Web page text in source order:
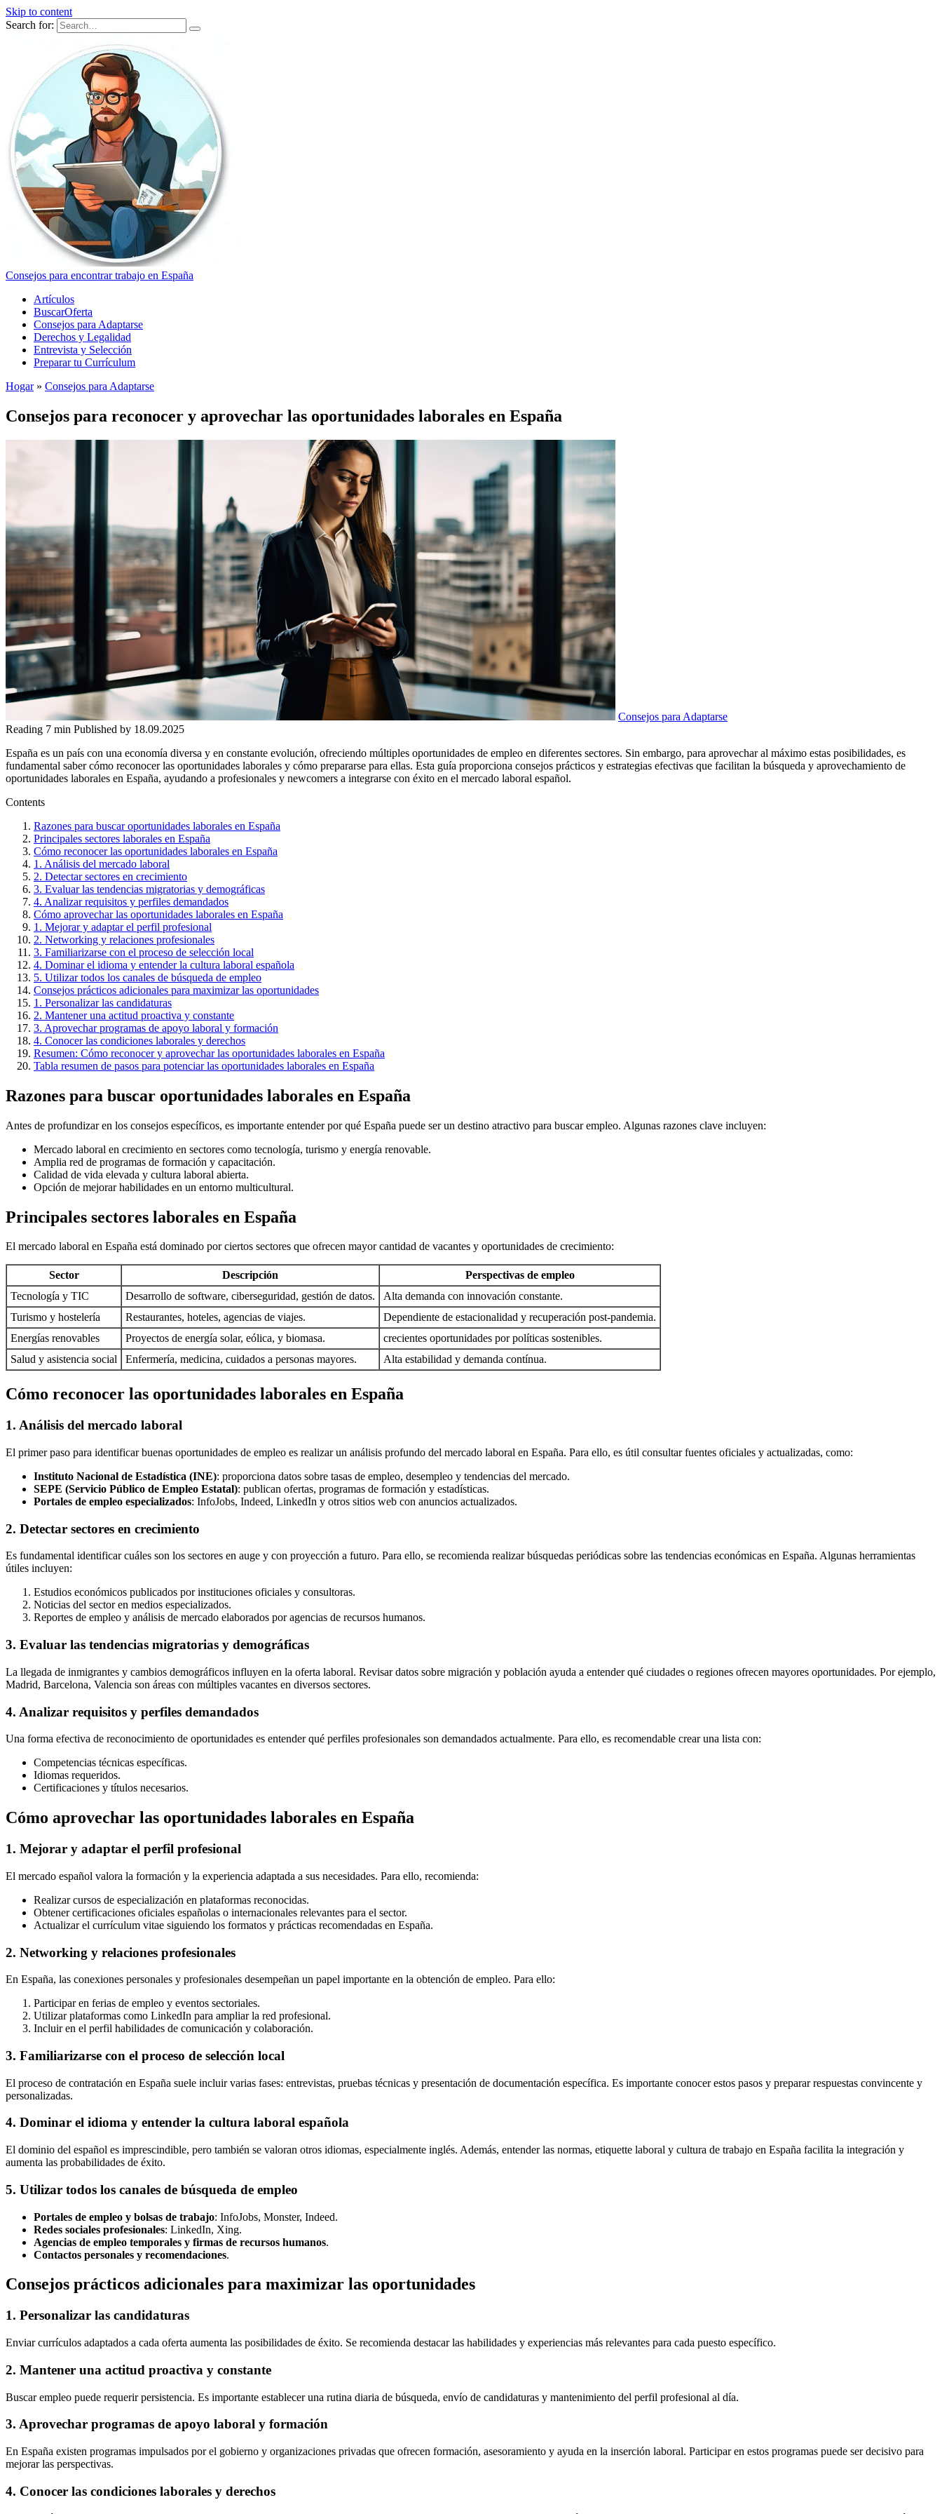
Skip to content
Search for:
Consejos para encontrar trabajo en España
Artículos
BuscarOferta
Consejos para Adaptarse
Derechos y Legalidad
Entrevista y Selección
Preparar tu Currículum
Hogar» Consejos para Adaptarse
Consejos para reconocer y aprovechar las oportunidades laborales en España
Consejos para Adaptarse
Reading 7 min Published by 18.09.2025
España es un país con una economía diversa y en constante evolución, ofreciendo múltiples oportunidades de empleo en diferentes sectores. Sin embargo, para aprovechar al máximo estas posibilidades, es
fundamental saber cómo reconocer las oportunidades laborales y cómo prepararse para ellas. Esta guía proporciona consejos prácticos y estrategias efectivas que facilitan la búsqueda y aprovechamiento de
oportunidades laborales en España, ayudando a profesionales y newcomers a integrarse con éxito en el mercado laboral español.
Contents
Razones para buscar oportunidades laborales en España
Principales sectores laborales en España
Cómo reconocer las oportunidades laborales en España
1. Análisis del mercado laboral
2. Detectar sectores en crecimiento
3. Evaluar las tendencias migratorias y demográficas
4. Analizar requisitos y perfiles demandados
Cómo aprovechar las oportunidades laborales en España
1. Mejorar y adaptar el perfil profesional
2. Networking y relaciones profesionales
3. Familiarizarse con el proceso de selección local
4. Dominar el idioma y entender la cultura laboral española
5. Utilizar todos los canales de búsqueda de empleo
Consejos prácticos adicionales para maximizar las oportunidades
1. Personalizar las candidaturas
2. Mantener una actitud proactiva y constante
3. Aprovechar programas de apoyo laboral y formación
4. Conocer las condiciones laborales y derechos
Resumen: Cómo reconocer y aprovechar las oportunidades laborales en España
Tabla resumen de pasos para potenciar las oportunidades laborales en España
Razones para buscar oportunidades laborales en España
Antes de profundizar en los consejos específicos, es importante entender por qué España puede ser un destino atractivo para buscar empleo. Algunas razones clave incluyen:
Mercado laboral en crecimiento en sectores como tecnología, turismo y energía renovable.
Amplia red de programas de formación y capacitación.
Calidad de vida elevada y cultura laboral abierta.
Opción de mejorar habilidades en un entorno multicultural.
Principales sectores laborales en España
El mercado laboral en España está dominado por ciertos sectores que ofrecen mayor cantidad de vacantes y oportunidades de crecimiento:
Sector Descripción
Perspectivas de empleo
Tecnología y TIC
Desarrollo de software, ciberseguridad, gestión de datos.
Alta demanda con innovación constante.
Turismo y hostelería
Restaurantes, hoteles, agencias de viajes.
Dependiente de estacionalidad y recuperación post-pandemia.
Energías renovables
Proyectos de energía solar, eólica, y biomasa.
crecientes oportunidades por políticas sostenibles.
Salud y asistencia social
Enfermería, medicina, cuidados a personas mayores. Alta estabilidad y demanda contínua.
Cómo reconocer las oportunidades laborales en España
1. Análisis del mercado laboral
El primer paso para identificar buenas oportunidades de empleo es realizar un análisis profundo del mercado laboral en España. Para ello, es útil consultar fuentes oficiales y actualizadas, como:
Instituto Nacional de Estadística (INE): proporciona datos sobre tasas de empleo, desempleo y tendencias del mercado.
SEPE (Servicio Público de Empleo Estatal): publican ofertas, programas de formación y estadísticas.
Portales de empleo especializados: InfoJobs, Indeed, LinkedIn y otros sitios web con anuncios actualizados.
2. Detectar sectores en crecimiento
Es fundamental identificar cuáles son los sectores en auge y con proyección a futuro. Para ello, se recomienda realizar búsquedas periódicas sobre las tendencias económicas en España. Algunas herramientas
útiles incluyen:
Estudios económicos publicados por instituciones oficiales y consultoras.
Noticias del sector en medios especializados.
Reportes de empleo y análisis de mercado elaborados por agencias de recursos humanos.
3. Evaluar las tendencias migratorias y demográficas
La llegada de inmigrantes y cambios demográficos influyen en la oferta laboral. Revisar datos sobre migración y población ayuda a entender qué ciudades o regiones ofrecen mayores oportunidades. Por ejemplo,
Madrid, Barcelona, Valencia son áreas con múltiples vacantes en diversos sectores.
4. Analizar requisitos y perfiles demandados
Una forma efectiva de reconocimiento de oportunidades es entender qué perfiles profesionales son demandados actualmente. Para ello, es recomendable crear una lista con:
Competencias técnicas específicas.
Idiomas requeridos.
Certificaciones y títulos necesarios.
Cómo aprovechar las oportunidades laborales en España
1. Mejorar y adaptar el perfil profesional
El mercado español valora la formación y la experiencia adaptada a sus necesidades. Para ello, recomienda:
Realizar cursos de especialización en plataformas reconocidas.
Obtener certificaciones oficiales españolas o internacionales relevantes para el sector.
Actualizar el currículum vitae siguiendo los formatos y prácticas recomendadas en España.
2. Networking y relaciones profesionales
En España, las conexiones personales y profesionales desempeñan un papel importante en la obtención de empleo. Para ello:
Participar en ferias de empleo y eventos sectoriales.
Utilizar plataformas como LinkedIn para ampliar la red profesional.
Incluir en el perfil habilidades de comunicación y colaboración.
3. Familiarizarse con el proceso de selección local
El proceso de contratación en España suele incluir varias fases: entrevistas, pruebas técnicas y presentación de documentación específica. Es importante conocer estos pasos y preparar respuestas convincente y
personalizadas.
4. Dominar el idioma y entender la cultura laboral española
El dominio del español es imprescindible, pero también se valoran otros idiomas, especialmente inglés. Además, entender las normas, etiquette laboral y cultura de trabajo en España facilita la integración y
aumenta las probabilidades de éxito.
5. Utilizar todos los canales de búsqueda de empleo
Portales de empleo y bolsas de trabajo: InfoJobs, Monster, Indeed.
Redes sociales profesionales: LinkedIn, Xing.
Agencias de empleo temporales y firmas de recursos humanos.
Contactos personales y recomendaciones.
Consejos prácticos adicionales para maximizar las oportunidades
1. Personalizar las candidaturas
Enviar currículos adaptados a cada oferta aumenta las posibilidades de éxito. Se recomienda destacar las habilidades y experiencias más relevantes para cada puesto específico.
2. Mantener una actitud proactiva y constante
Buscar empleo puede requerir persistencia. Es importante establecer una rutina diaria de búsqueda, envío de candidaturas y mantenimiento del perfil profesional al día.
3. Aprovechar programas de apoyo laboral y formación
En España existen programas impulsados por el gobierno y organizaciones privadas que ofrecen formación, asesoramiento y ayuda en la inserción laboral. Participar en estos programas puede ser decisivo para
mejorar las perspectivas.
4. Conocer las condiciones laborales y derechos